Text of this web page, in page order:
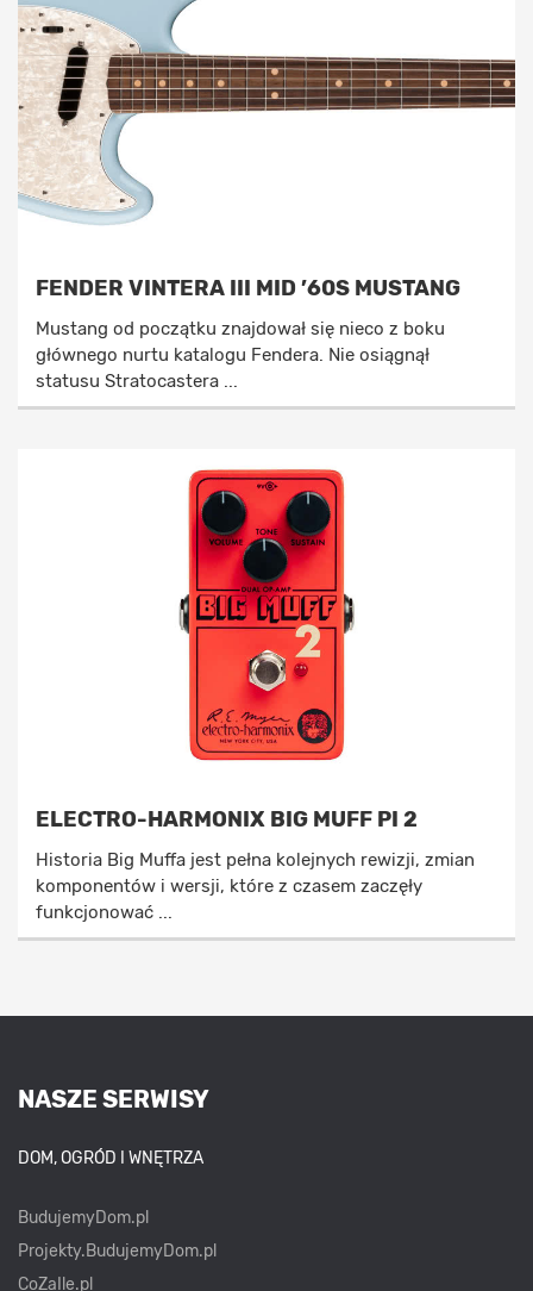
FENDER VINTERA III MID ’60S MUSTANG
Mustang od początku znajdował się nieco z boku
głównego nurtu katalogu Fendera. Nie osiągnął
statusu Stratocastera ...
ELECTRO-HARMONIX BIG MUFF PI 2
Historia Big Muffa jest pełna kolejnych rewizji, zmian
komponentów i wersji, które z czasem zaczęły
funkcjonować ...
NASZE SERWISY
DOM, OGRÓD I WNĘTRZA
BudujemyDom.pl
Projekty.BudujemyDom.pl
CoZaIle.pl